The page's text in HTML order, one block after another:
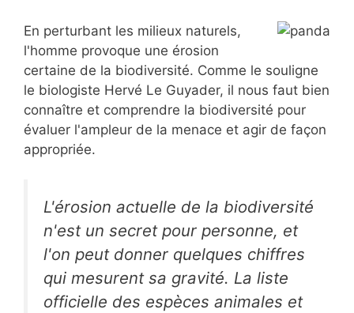
En perturbant les milieux naturels,
l'homme provoque une érosion
certaine de la biodiversité. Comme le souligne
le biologiste Hervé Le Guyader, il nous faut bien
connaître et comprendre la biodiversité pour
évaluer l'ampleur de la menace et agir de façon
appropriée.
L'érosion actuelle de la biodiversité
n'est un secret pour personne, et
l'on peut donner quelques chiffres
qui mesurent sa gravité. La liste
officielle des espèces animales et